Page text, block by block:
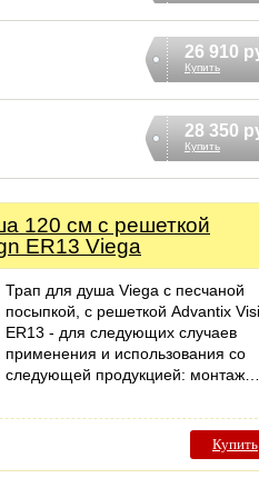
26 910
Купить
28 350
Купить
120 см с решеткой
ER13 Viega
Трап для душа Viega с песчаной
посыпкой, с решеткой Advantix
ER13 - для следующих случаев
применения и использования со
следующей продукцией: монтаж…
Купить